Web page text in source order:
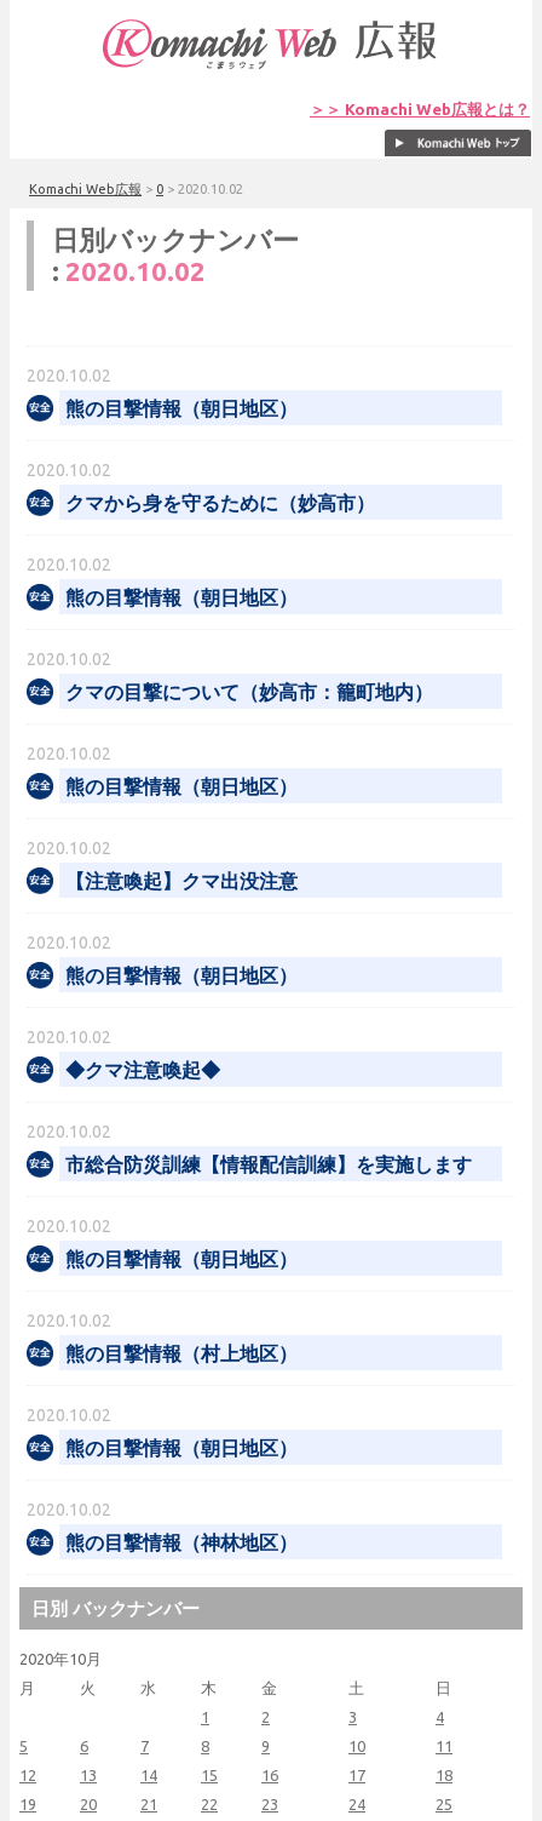
＞＞ Komachi Web広報とは？
Komachi Web広報 > 0 > 2020.10.02
日別バックナンバー
: 2020.10.02
2020.10.02
熊の目撃情報（朝日地区）
2020.10.02
クマから身を守るために（妙高市）
2020.10.02
熊の目撃情報（朝日地区）
2020.10.02
クマの目撃について（妙高市：籠町地内）
2020.10.02
熊の目撃情報（朝日地区）
2020.10.02
【注意喚起】クマ出没注意
2020.10.02
熊の目撃情報（朝日地区）
2020.10.02
◆クマ注意喚起◆
2020.10.02
市総合防災訓練【情報配信訓練】を実施します
2020.10.02
熊の目撃情報（朝日地区）
2020.10.02
熊の目撃情報（村上地区）
2020.10.02
熊の目撃情報（朝日地区）
2020.10.02
熊の目撃情報（神林地区）
日別 バックナンバー
2020年10月
月
火 水 木 金 土 日
1 2 3
4
5
6 7 8 9 10
11
12
13 14 15 16 17
18
19
20 21 22 23 24
25